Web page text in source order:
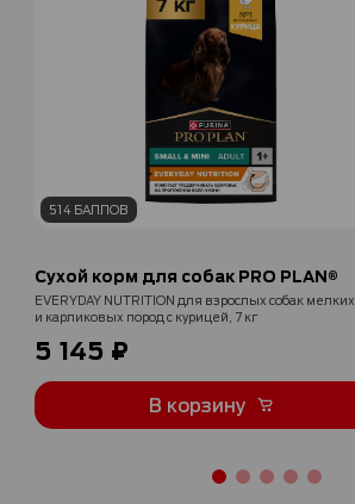
514 БАЛЛОВ
Сухой корм для собак PRO PLAN®
EVERYDAY NUTRITION для взрослых собак мелких
и карликовых пород с курицей, 7 кг
5 145 ₽
В корзину